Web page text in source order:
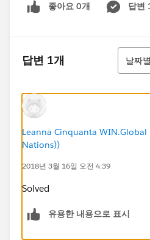
좋아요 0개 답변
답변 1개
정렬
날짜
Leanna Cinquanta
Nations))
2018년 3월 16일 오전 4:39
Solved
유용한 내용으로 표시